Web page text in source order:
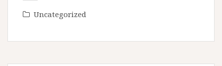
Uncategorized